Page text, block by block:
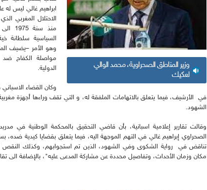
وزير المناطق الصحراوية، محمد الوالي
لعكيك
ابراهيم غالي ليس له
الاحتلال المغربي
منذ
السياسية سلطانة
وهو الأمر –يضيف
مواصلة الكفاح ضد
الدولية.
وكان القضاء
في الأرشيف، فيما يتعلق بالاتهامات الملفقة له، و التي تقف وراءها أجهزة
الشهود.
وقالت تقارير إعلامية اسبانية، بأن قاضي التحقيق بالمحكمة الوطنية في
الصحراوي إبراهيم غالي في التهم الموجهة اليه، فيما يتعلق بقضايا كيدية
تناقض في رواية الشكوى وفي الشهود، الذين تم استجوابهم، وكذلك
مكان وزمان الأحداث، وتفاصيل محددة عن مشاركة المدعى عليه"، بالإضافة الى